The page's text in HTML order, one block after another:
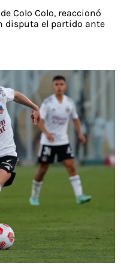
Colo Colo, reaccionó
disputa el partido ante